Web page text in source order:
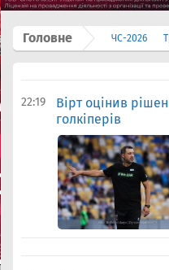
Головне ЧС-2026
22:19
Вірт оцінив
голкіперів